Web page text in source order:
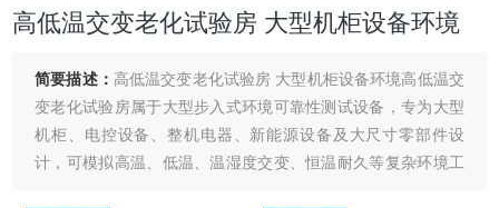
高低温交变老化试验房 大型机柜设备环境
简要描述： 高低温交变老化试验房 大型机柜设备环境高低温交
变老化试验房属于大型步入式环境可靠性测试设备，专为大型
机柜、电控设备、整机电器、新能源设备及大尺寸零部件设
计，可模拟高温、低温、温湿度交变、恒温耐久等复杂环境工